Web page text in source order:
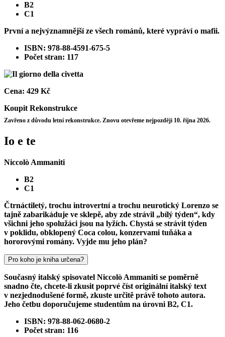
B2
C1
První a nejvýznamnější ze všech románů, které vypráví o mafii.
ISBN: 978-88-4591-675-5
Počet stran: 117
Cena: 429 Kč
Koupit Rekonstrukce
Zavřeno z důvodu letní rekonstrukce. Znovu otevřeme nejpozději 10. října 2026.
Io e te
Niccolò Ammaniti
B2
C1
Čtrnáctiletý, trochu introvertní a trochu neurotický Lorenzo se
tajně zabarikáduje ve sklepě, aby zde strávil „bílý týden“, kdy
všichni jeho spolužáci jsou na lyžích. Chystá se strávit týden
v poklidu, obklopený Coca colou, konzervami tuňáka a
hororovými romány. Vyjde mu jeho plán?
Pro koho je kniha určena?
Současný italský spisovatel Niccolò Ammaniti se poměrně
snadno čte, chcete-li zkusit poprvé číst originální italský text
v nezjednodušené formě, zkuste určitě právě tohoto autora.
Jeho četbu doporučujeme studentům na úrovni B2, C1.
ISBN: 978-88-062-0680-2
Počet stran: 116